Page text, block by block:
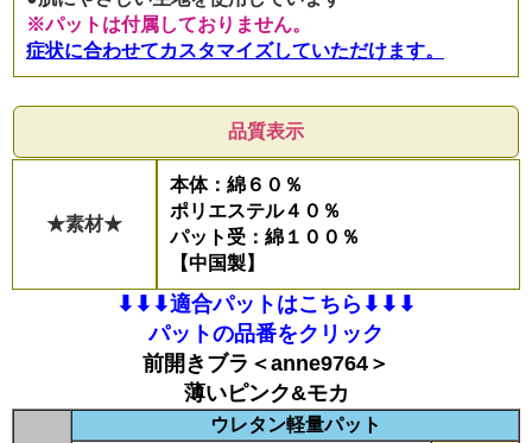
※パットは付属しておりません。
症状に合わせてカスタマイズしていただけます。
品質表示
★素材★
本体：綿６０％
ポリエステル４０％
パット受：綿１００％
【中国製】
⬇︎⬇︎⬇︎適合パットはこちら⬇︎⬇︎⬇︎
パットの品番をクリック
前開きブラ＜anne9764＞
薄いピンク&モカ
ウレタン軽量パット